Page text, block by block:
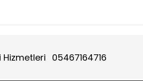
Hizmetleri 05467164716